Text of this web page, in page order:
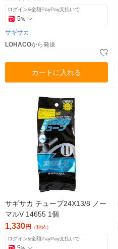
ログイン&全額PayPay支払いで
5%
サギサカ
LOHACOから発送
カートに入れる
サギサカ チューブ24X13/8 ノー
マルV 14655 1個
1,330円 （税込）
ログイン&全額PayPay支払いで